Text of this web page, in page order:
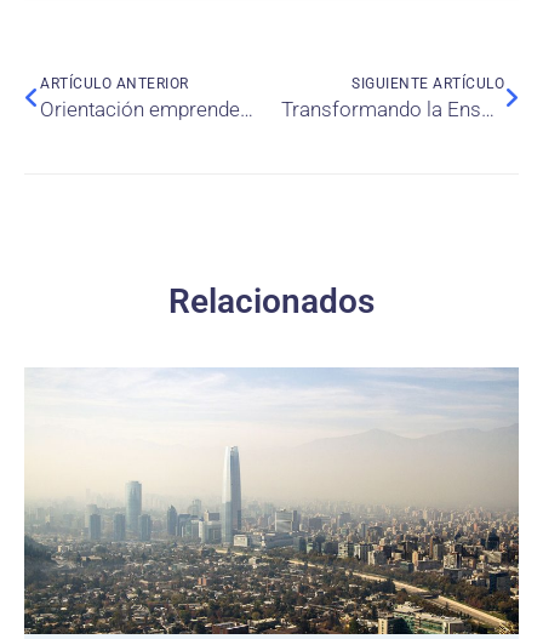
ARTÍCULO ANTERIOR
Orientación emprendedora: análisis bibliométrico y revisión comparativa entre América Latina y EE. UU.
SIGUIENTE ARTÍCULO
Transformando la Enseñanza mediante Automatización Robótica de Procesos (RPA): Evidencia Pedagógica desde una Revisión Sistemática
Relacionados